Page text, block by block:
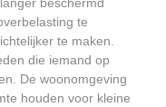
beschermd
te
te maken.
die iemand op
De woonomgeving
houden voor kleine